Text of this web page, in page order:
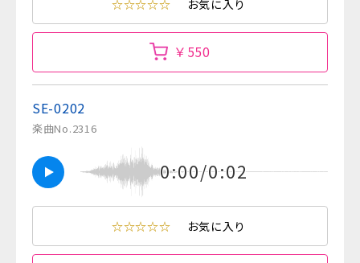
☆☆☆☆☆ お気に入り
￥550
SE-0202
楽曲No.2316
0:00/0:02
☆☆☆☆☆ お気に入り